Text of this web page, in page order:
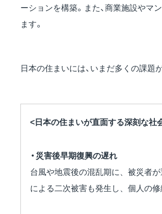
ーションを構築。また、商業施設やマ
ます。
日本の住まいには、いまだ多くの課題
<日本の住まいが直面する深刻な社
・災害後早期復興の遅れ
台風や地震後の混乱期に、被災者
による二次被害も発生し、個人の